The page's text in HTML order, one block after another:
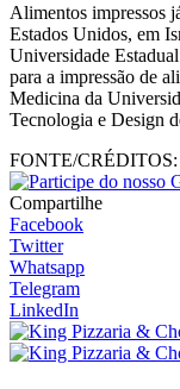
Alimentos impressos
Estados Unidos, em
Universidade
para a impressão de
Medicina da
Tecnologia e Design
FONTE/CRÉDITOS:
Compartilhe
Facebook
Twitter
Whatsapp
Telegram
LinkedIn